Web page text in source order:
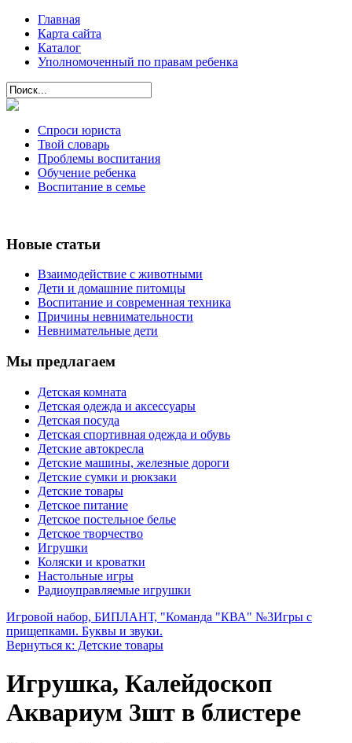
Главная
Карта сайта
Каталог
Уполномоченный по правам ребенка
Спроси юриста
Твой словарь
Проблемы воспитания
Обучение ребенка
Воспитание в семье
Новые статьи
Взаимодействие с животными
Дети и домашние питомцы
Воспитание и современная техника
Причины невнимательности
Невнимательные дети
Мы предлагаем
Детская комната
Детская одежда и аксессуары
Детская посуда
Детская спортивная одежда и обувь
Детские автокресла
Детские машины, железные дороги
Детские сумки и рюкзаки
Детские товары
Детское питание
Детское постельное белье
Детское творчество
Игрушки
Коляски и кроватки
Настольные игры
Радиоуправляемые игрушки
Игровой набор, БИПЛАНТ, "Команда "КВА" №3Игры с
прищепками. Буквы и звуки.
Вернуться к: Детские товары
Игрушка, Калейдоскоп
Аквариум 3шт в блистере